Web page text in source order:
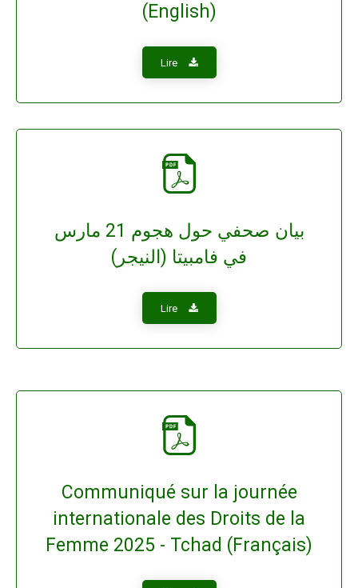
(English)
Lire
بيان صحفي حول هجوم 21 مارس
في فامبيتا (النيجر)
Lire
Communiqué sur la journée
internationale des Droits de la
Femme 2025 - Tchad (Français)